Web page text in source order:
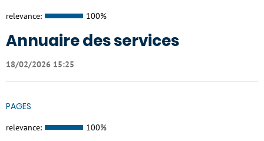
relevance: 100%
Annuaire des services
18/02/2026 15:25
PAGES
relevance: 100%